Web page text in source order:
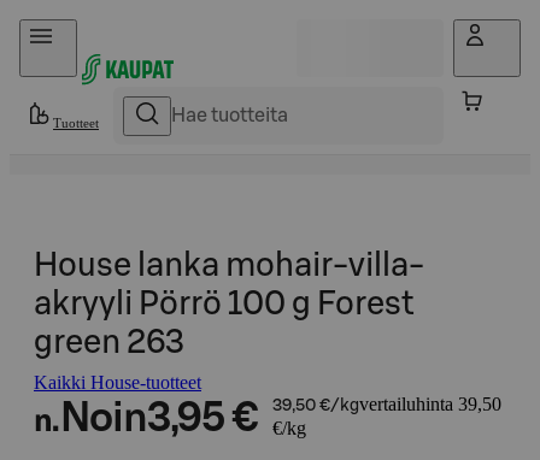
Hyppää sisältöön
Tuotteet
House lanka mohair-villa-
akryyli Pörrö 100 g Forest
green 263
Kaikki House-tuotteet
n. Noin3,95 € 39,50 €/kgvertailuhinta 39,50
€/kg